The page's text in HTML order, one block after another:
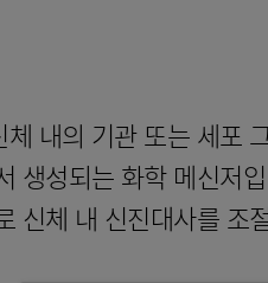
내의 기관 또는 세포
생성되는 화학 메신저
신체 내 신진대사를 조